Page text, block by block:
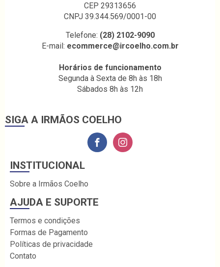
CEP 29313656
CNPJ 39.344.569/0001-00
Telefone: (28) 2102-9090
E-mail: ecommerce@ircoelho.com.br
Horários de funcionamento
Segunda à Sexta de 8h às 18h
Sábados 8h às 12h
SIGA A IRMÃOS COELHO
INSTITUCIONAL
Sobre a Irmãos Coelho
AJUDA E SUPORTE
Termos e condições
Formas de Pagamento
Políticas de privacidade
Contato